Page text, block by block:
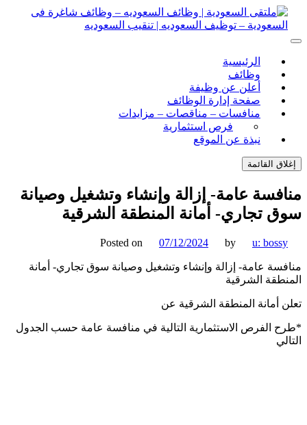
– توظيف السعوديه | تنقيب السعوديه
السعوديه | تنقيب السعوديه
الرئيسية
وظائف
أعلن عن وظيفة
صفحة إدارة الوظائف
منافسات – مناقصات – مزايدات
فرص استثمارية
نبذة عن الموقع
القائمة
عامة- إزالة وإنشاء وتشغيل وصيانة
تجاري- أمانة المنطقة الشرقية
Posted on 07/12/2024 by u:
عامة- إزالة وإنشاء وتشغيل وصيانة سوق تجاري- أمانة
الشرقية
أمانة المنطقة الشرقية عن
الفرص الاستثمارية التالية في منافسة عامة حسب الجدول